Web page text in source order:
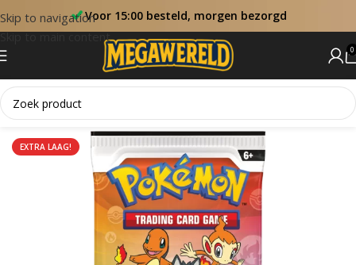
Skip to navigation
Skip to main content
Voor 15:00 besteld, morgen bezorgd
0
Home Booster Packs
EXTRA LAAG!